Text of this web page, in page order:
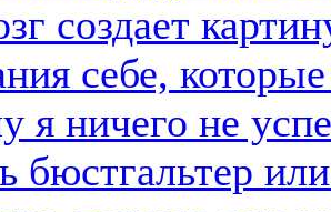
создает
себе,
я ничего не
бюстгальтер